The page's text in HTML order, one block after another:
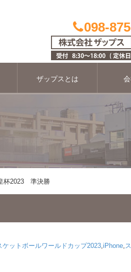
098-
ザップスとは
杯2023 準決勝
ケットボールワールドカップ2023,iPhone,